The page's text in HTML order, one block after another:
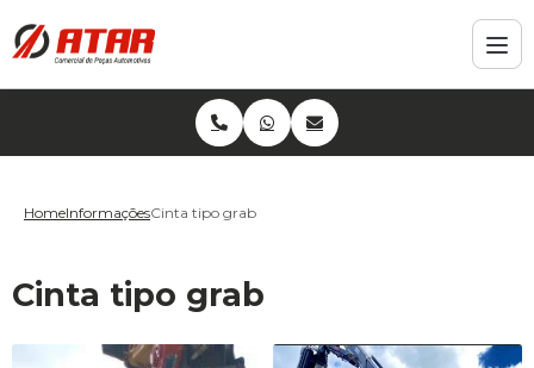
HomeInformaçõesCinta tipo grab
Cinta tipo grab